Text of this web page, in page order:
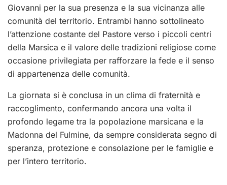
Giovanni per la sua presenza e la sua vicinanza alle
comunità del territorio. Entrambi hanno sottolineato
l’attenzione costante del Pastore verso i piccoli centri
della Marsica e il valore delle tradizioni religiose come
occasione privilegiata per rafforzare la fede e il senso
di appartenenza delle comunità.
La giornata si è conclusa in un clima di fraternità e
raccoglimento, confermando ancora una volta il
profondo legame tra la popolazione marsicana e la
Madonna del Fulmine, da sempre considerata segno di
speranza, protezione e consolazione per le famiglie e
per l’intero territorio.